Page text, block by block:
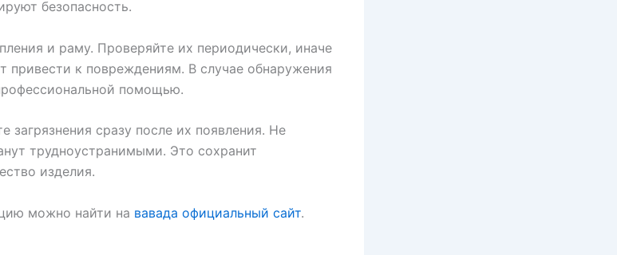
безопасность.
и раму. Проверяйте их периодически, иначе
привести к повреждениям. В случае обнаружения
помощью.
загрязнения сразу после их появления. Не
трудноустранимыми. Это сохранит
изделия.
можно найти на вавада официальный сайт.